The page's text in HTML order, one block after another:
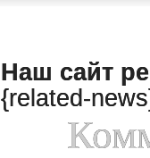
Наш сайт
{related-